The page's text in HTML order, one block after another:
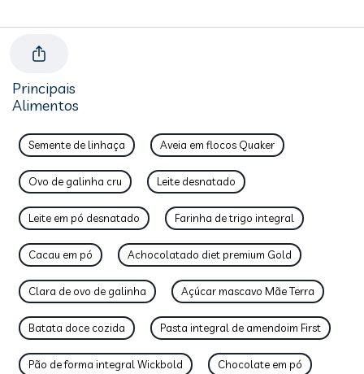
Principais
Alimentos
Semente de linhaça Aveia em flocos Quaker
Ovo de galinha cru Leite desnatado
Leite em pó desnatado Farinha de trigo integral
Cacau em pó Achocolatado diet premium Gold
Clara de ovo de galinha Açúcar mascavo Mãe Terra
Batata doce cozida Pasta integral de amendoim First
Pão de forma integral Wickbold Chocolate em pó